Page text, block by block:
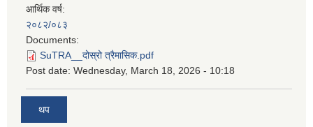
आर्थिक वर्ष:
२०८२/०८३
Documents:
SuTRA__दोस्रो त्रैमासिक.pdf
Post date: Wednesday, March 18, 2026 - 10:18
थप